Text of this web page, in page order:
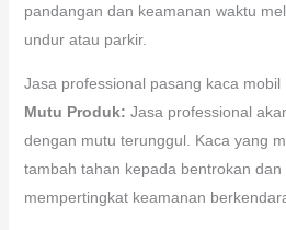
pandangan dan keamanan waktu
undur atau parkir.
Jasa professional pasang kaca mobil
Mutu Produk: Jasa professional
dengan mutu terunggul. Kaca yang
tambah tahan kepada bentrokan dan
mempertingkat keamanan